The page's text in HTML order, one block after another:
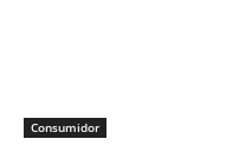
Consumidor